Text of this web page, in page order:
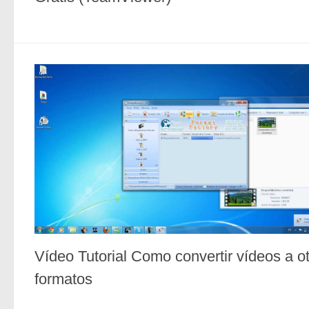
Vídeo Tutorial Como convertir vídeos a
formatos